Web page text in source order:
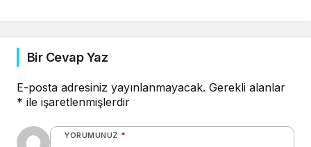
Bir Cevap Yaz
E-posta adresiniz yayınlanmayacak. Gerekli alanlar
* ile işaretlenmişlerdir
YORUMUNUZ *